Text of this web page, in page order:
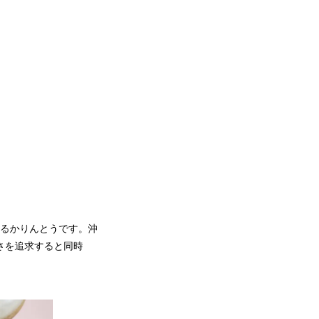
かりんとうです。沖
を追求すると同時